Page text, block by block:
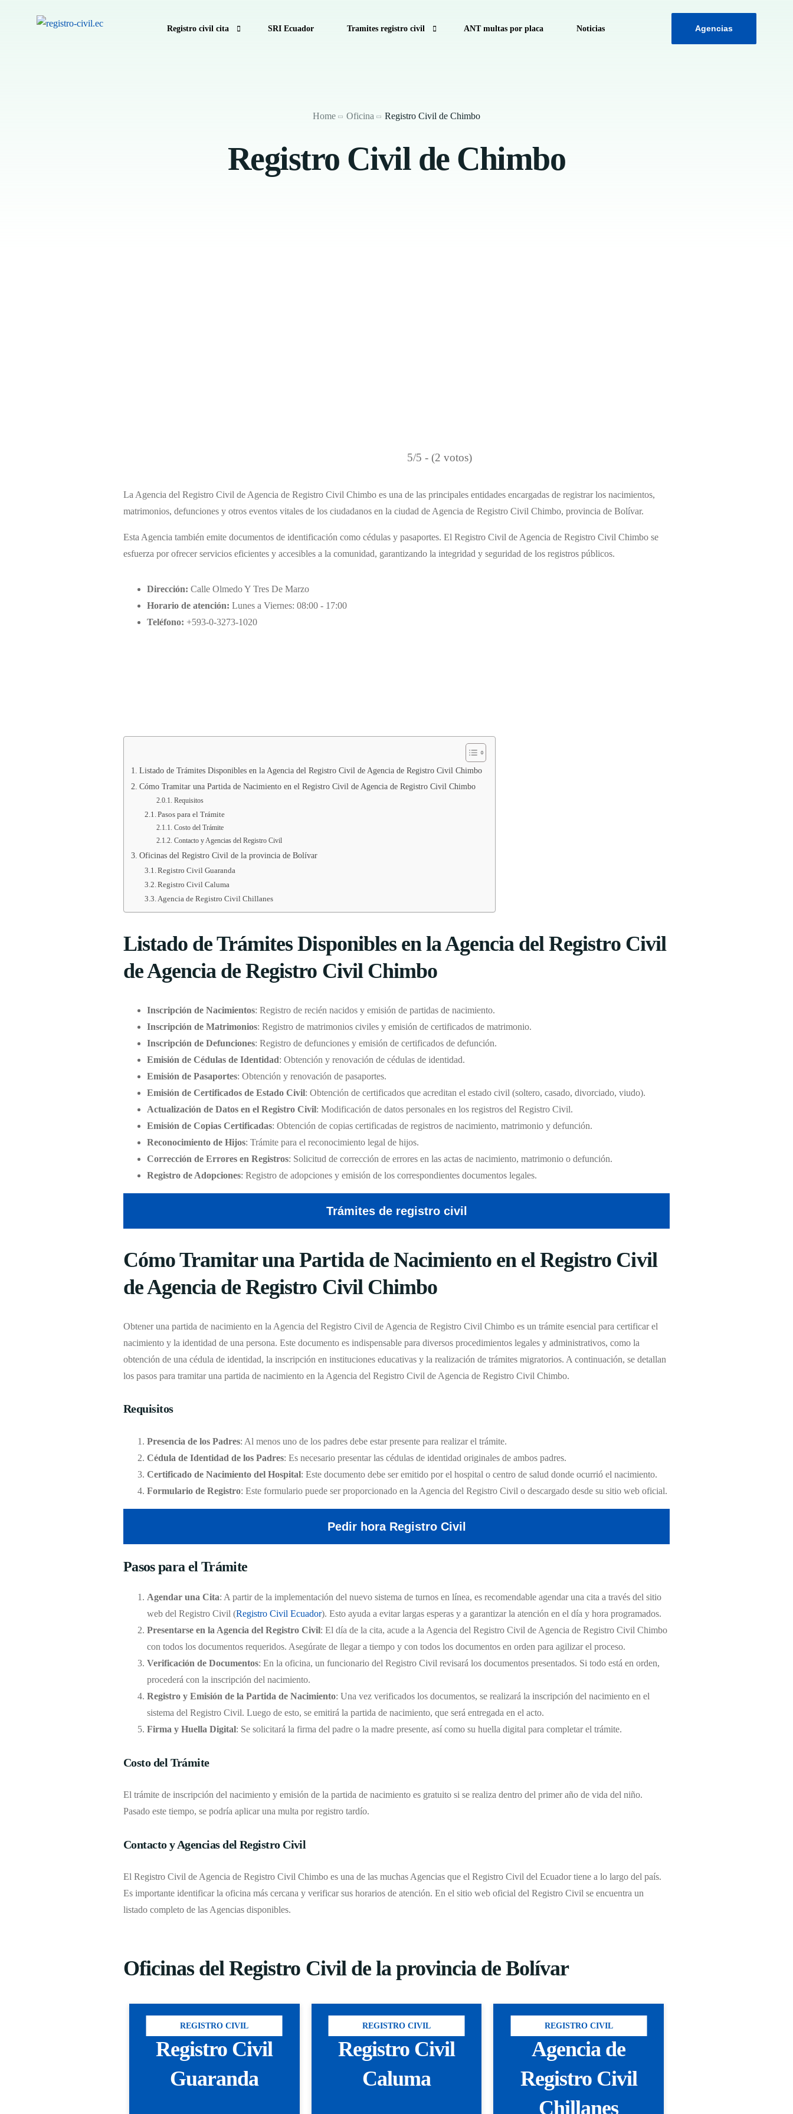
Registro civil cita SRI Ecuador Tramites registro civil
Como calcular decimo tercer sueldo
Anular turno RTV
ANT multas por placa Noticias Agencias
Home Oficina Registro Civil de Chimbo
Registro Civil de Chimbo
5/5 - (2 votos)
La Agencia del Registro Civil de Agencia de Registro Civil Chimbo es una de las principales entidades encargadas de registrar los nacimientos,
matrimonios, defunciones y otros eventos vitales de los ciudadanos en la ciudad de Agencia de Registro Civil Chimbo, provincia de Bolívar.
Esta Agencia también emite documentos de identificación como cédulas y pasaportes. El Registro Civil de Agencia de Registro Civil Chimbo se
esfuerza por ofrecer servicios eficientes y accesibles a la comunidad, garantizando la integridad y seguridad de los registros públicos.
Dirección: Calle Olmedo Y Tres De Marzo
Horario de atención: Lunes a Viernes: 08:00 - 17:00
Teléfono: +593-0-3273-1020
Listado de Trámites Disponibles en la Agencia del Registro Civil de Agencia de Registro Civil Chimbo
Cómo Tramitar una Partida de Nacimiento en el Registro Civil de Agencia de Registro Civil Chimbo
Requisitos
Pasos para el Trámite
Costo del Trámite
Contacto y Agencias del Registro Civil
Oficinas del Registro Civil de la provincia de Bolívar
Registro Civil Guaranda
Registro Civil Caluma
Agencia de Registro Civil Chillanes
Listado de Trámites Disponibles en la Agencia del Registro Civil
de Agencia de Registro Civil Chimbo
Inscripción de Nacimientos: Registro de recién nacidos y emisión de partidas de nacimiento.
Inscripción de Matrimonios: Registro de matrimonios civiles y emisión de certificados de matrimonio.
Inscripción de Defunciones: Registro de defunciones y emisión de certificados de defunción.
Emisión de Cédulas de Identidad: Obtención y renovación de cédulas de identidad.
Emisión de Pasaportes: Obtención y renovación de pasaportes.
Emisión de Certificados de Estado Civil: Obtención de certificados que acreditan el estado civil (soltero, casado, divorciado, viudo).
Actualización de Datos en el Registro Civil: Modificación de datos personales en los registros del Registro Civil.
Emisión de Copias Certificadas: Obtención de copias certificadas de registros de nacimiento, matrimonio y defunción.
Reconocimiento de Hijos: Trámite para el reconocimiento legal de hijos.
Corrección de Errores en Registros: Solicitud de corrección de errores en las actas de nacimiento, matrimonio o defunción.
Registro de Adopciones: Registro de adopciones y emisión de los correspondientes documentos legales.
Trámites de registro civil
Cómo Tramitar una Partida de Nacimiento en el Registro Civil
de Agencia de Registro Civil Chimbo
Obtener una partida de nacimiento en la Agencia del Registro Civil de Agencia de Registro Civil Chimbo es un trámite esencial para certificar el
nacimiento y la identidad de una persona. Este documento es indispensable para diversos procedimientos legales y administrativos, como la
obtención de una cédula de identidad, la inscripción en instituciones educativas y la realización de trámites migratorios. A continuación, se detallan
los pasos para tramitar una partida de nacimiento en la Agencia del Registro Civil de Agencia de Registro Civil Chimbo.
Requisitos
Presencia de los Padres: Al menos uno de los padres debe estar presente para realizar el trámite.
Cédula de Identidad de los Padres: Es necesario presentar las cédulas de identidad originales de ambos padres.
Certificado de Nacimiento del Hospital: Este documento debe ser emitido por el hospital o centro de salud donde ocurrió el nacimiento.
Formulario de Registro: Este formulario puede ser proporcionado en la Agencia del Registro Civil o descargado desde su sitio web oficial.
Pedir hora Registro Civil
Pasos para el Trámite
Agendar una Cita: A partir de la implementación del nuevo sistema de turnos en línea, es recomendable agendar una cita a través del sitio
web del Registro Civil (Registro Civil Ecuador). Esto ayuda a evitar largas esperas y a garantizar la atención en el día y hora programados.
Presentarse en la Agencia del Registro Civil: El día de la cita, acude a la Agencia del Registro Civil de Agencia de Registro Civil Chimbo
con todos los documentos requeridos. Asegúrate de llegar a tiempo y con todos los documentos en orden para agilizar el proceso.
Verificación de Documentos: En la oficina, un funcionario del Registro Civil revisará los documentos presentados. Si todo está en orden,
procederá con la inscripción del nacimiento.
Registro y Emisión de la Partida de Nacimiento: Una vez verificados los documentos, se realizará la inscripción del nacimiento en el
sistema del Registro Civil. Luego de esto, se emitirá la partida de nacimiento, que será entregada en el acto.
Firma y Huella Digital: Se solicitará la firma del padre o la madre presente, así como su huella digital para completar el trámite.
Costo del Trámite
El trámite de inscripción del nacimiento y emisión de la partida de nacimiento es gratuito si se realiza dentro del primer año de vida del niño.
Pasado este tiempo, se podría aplicar una multa por registro tardío.
Contacto y Agencias del Registro Civil
El Registro Civil de Agencia de Registro Civil Chimbo es una de las muchas Agencias que el Registro Civil del Ecuador tiene a lo largo del país.
Es importante identificar la oficina más cercana y verificar sus horarios de atención. En el sitio web oficial del Registro Civil se encuentra un
listado completo de las Agencias disponibles.
Oficinas del Registro Civil de la provincia de Bolívar
REGISTRO CIVIL
Registro Civil
Guaranda
REGISTRO CIVIL
Registro Civil
Caluma
REGISTRO CIVIL
Agencia de
Registro Civil
Chillanes